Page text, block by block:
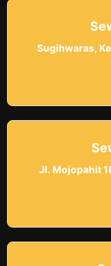
Sugihwaras,
Jl. Mojopahit